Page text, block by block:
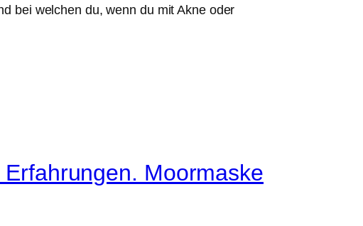
bei welchen du, wenn du mit Akne oder
Moormaske